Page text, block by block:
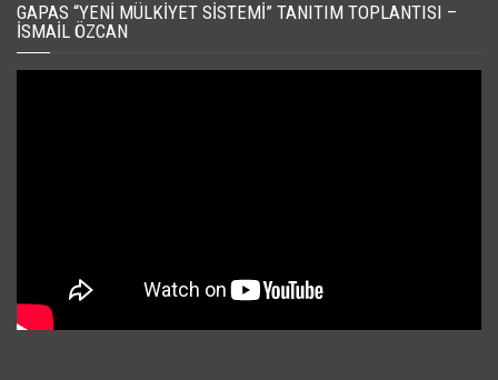
GAPAS “YENI MÜLKIYET SISTEMI” TANITIM TOPLANTISI –
İSMAIL ÖZCAN